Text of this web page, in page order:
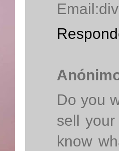
Do you
sell
know